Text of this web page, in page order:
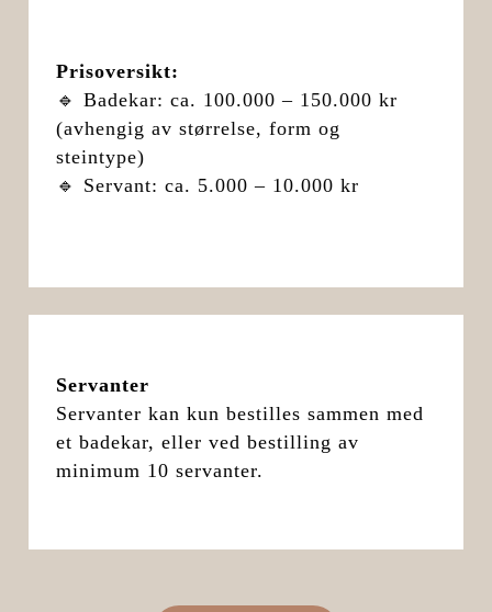
Prisoversikt:
🔹 Badekar: ca. 100.000 – 150.000 kr
(avhengig av størrelse, form og
steintype)
🔹 Servant: ca. 5.000 – 10.000 kr
Servanter
Servanter kan kun bestilles sammen med
et badekar, eller ved bestilling av
minimum 10 servanter.